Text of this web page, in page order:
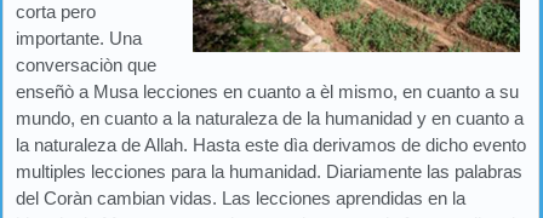
corta pero
importante. Una
conversaciòn que
enseñò a Musa lecciones en cuanto a èl mismo, en cuanto a su
mundo, en cuanto a la naturaleza de la humanidad y en cuanto a
la naturaleza de Allah. Hasta este dìa derivamos de dicho evento
multiples lecciones para la humanidad. Diariamente las palabras
del Coràn cambian vidas. Las lecciones aprendidas en la